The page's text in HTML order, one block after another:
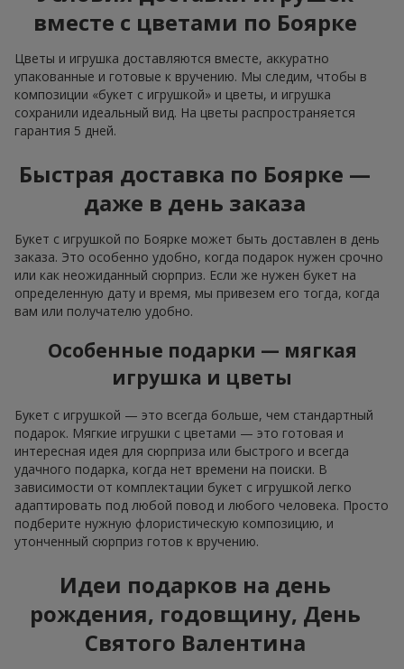
вместе с цветами по Боярке
Цветы и игрушка доставляются вместе, аккуратно
упакованные и готовые к вручению. Мы следим, чтобы в
композиции «букет с игрушкой» и цветы, и игрушка
сохранили идеальный вид. На цветы распространяется
гарантия 5 дней.
Быстрая доставка по Боярке —
даже в день заказа
Букет с игрушкой по Боярке может быть доставлен в день
заказа. Это особенно удобно, когда подарок нужен срочно
или как неожиданный сюрприз. Если же нужен букет на
определенную дату и время, мы привезем его тогда, когда
вам или получателю удобно.
Особенные подарки — мягкая
игрушка и цветы
Букет с игрушкой — это всегда больше, чем стандартный
подарок. Мягкие игрушки с цветами — это готовая и
интересная идея для сюрприза или быстрого и всегда
удачного подарка, когда нет времени на поиски. В
зависимости от комплектации букет с игрушкой легко
адаптировать под любой повод и любого человека. Просто
подберите нужную флористическую композицию, и
утонченный сюрприз готов к вручению.
Идеи подарков на день
рождения, годовщину, День
Святого Валентина